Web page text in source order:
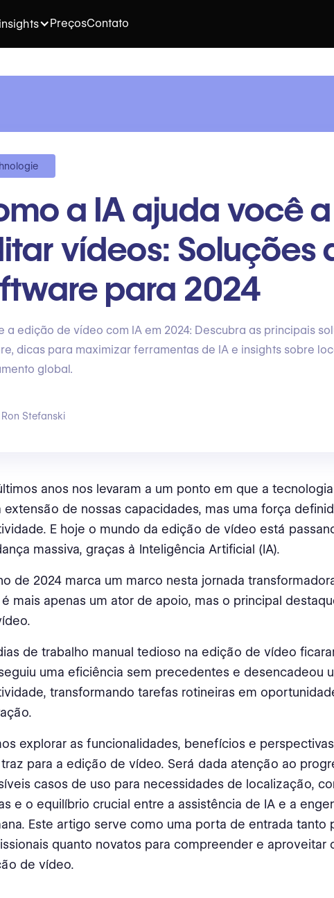
insights PreçosContato
a IA ajuda você a
vídeos: Soluções
para 2024
a edição de vídeo com IA em 2024: Descubra as principais
dicas para maximizar ferramentas de IA e insights sobre
global.
Ron Stefanski
anos nos levaram a um ponto em que a
extensão de nossas capacidades, mas uma força
E hoje o mundo da edição de vídeo está
massiva, graças à Inteligência Artificial (IA).
de 2024 marca um marco nesta jornada
mais apenas um ator de apoio, mas o principal
de trabalho manual tedioso na edição de vídeo
uma eficiência sem precedentes e desencadeou
transformando tarefas rotineiras em
explorar as funcionalidades, benefícios e
traz para a edição de vídeo. Será dada atenção ao
casos de uso para necessidades de localização,
e o equilíbrio crucial entre a assistência de IA e a
Este artigo serve como uma porta de entrada tanto
quanto novatos para compreender e aproveitar
de vídeo.